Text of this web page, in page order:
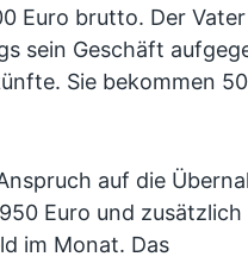
Euro brutto. Der
sein Geschäft
Sie bekommen
auf die
Euro und zusätzlich
im Monat. Das